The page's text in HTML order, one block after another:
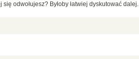
odwołujesz? Byłoby łatwiej dyskutować dalej.